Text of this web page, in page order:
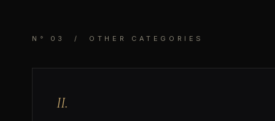
N° 03 / OTHER CATEGORIES
II.